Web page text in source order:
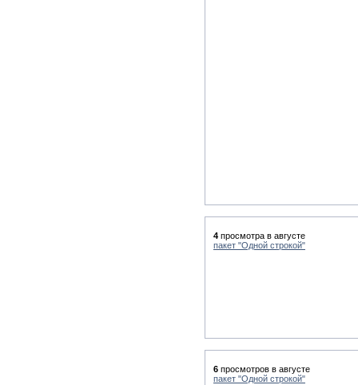
4 просмотра в августе
пакет "Одной строкой"
6 просмотров в августе
пакет "Одной строкой"